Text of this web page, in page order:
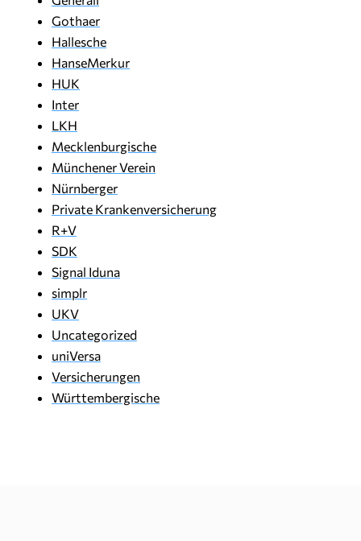
Gothaer
Hallesche
HanseMerkur
HUK
Inter
LKH
Mecklenburgische
Münchener Verein
Nürnberger
Private Krankenversicherung
R+V
SDK
Signal Iduna
simplr
UKV
Uncategorized
uniVersa
Versicherungen
Württembergische